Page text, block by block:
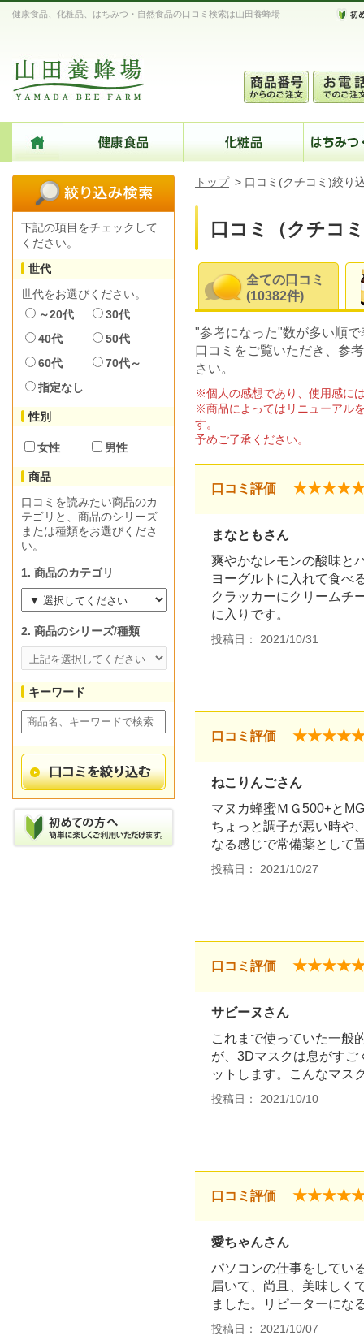
健康食品、化粧品、はちみつ・自然食品の口コミ検索は山田養蜂場
トップ > 口コミ(クチコミ)絞り
口コミ（クチコ
全ての口コミ
(10382件)
"参考になった"数が多い順
口コミをご覧いただき、参
さい。
※個人の感想であり、使用感に
※商品によってはリニューアル
す。
予めご了承ください。
口コミ評価
まなともさん
爽やかなレモンの酸味と
ヨーグルトに入れて食べ
クラッカーにクリームチ
に入りです。
投稿日： 2021/10/31
口コミ評価
ねこりんごさん
マヌカ蜂蜜ＭＧ500+と
ちょっと調子が悪い時や
なる感じで常備薬として
投稿日： 2021/10/27
口コミ評価
サビーヌさん
これまで使っていた一般
が、3Dマスクは息がす
ットします。こんなマス
投稿日： 2021/10/10
口コミ評価
愛ちゃんさん
パソコンの仕事をしてい
届いて、尚且、美味しく
ました。リピーターにな
投稿日： 2021/10/07
下記の項目をチェックして
ください。
世代
世代をお選びください。
～20代
30代
40代
50代
60代
70代～
指定なし
性別
女性 男性
商品
口コミを読みたい商品のカ
テゴリと、商品のシリーズ
または種類をお選びくださ
い。
1. 商品のカテゴリ
2. 商品のシリーズ/種類
キーワード